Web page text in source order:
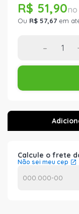
R$ 51,90
Ou R$ 57,67 em
-
Calcule o frete
Não sei meu cep